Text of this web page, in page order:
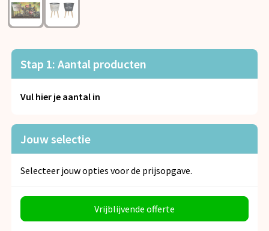
Reisbenodigdheden
Schrijfwaren
Sleutelhangers en Lanyards
Spellen voor binnen en buiten
Veiligheid, Auto en Fiets
Vrije tijd en Strand
Stap 1: Aantal producten
Vul hier je aantal in
Jouw selectie
Selecteer jouw opties voor de prijsopgave.
Vrijblijvende offerte